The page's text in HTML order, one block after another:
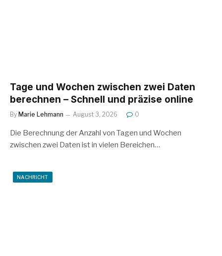
Tage und Wochen zwischen zwei Daten
berechnen – Schnell und präzise online
By Marie Lehmann August 3, 2026 0
Die Berechnung der Anzahl von Tagen und Wochen
zwischen zwei Daten ist in vielen Bereichen…
NACHRICHT